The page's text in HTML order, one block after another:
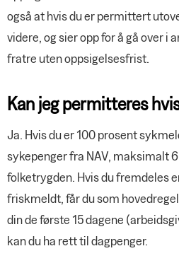
også at hvis du er permittert
videre, og sier opp for å gå over i
fratre uten oppsigelsesfrist.
Kan jeg permitteres
Ja. Hvis du er 100 prosent
sykepenger fra NAV, maksimalt
folketrygden. Hvis du fremdeles
friskmeldt, får du som
din de første 15 dagene
kan du ha rett til dagpenger.